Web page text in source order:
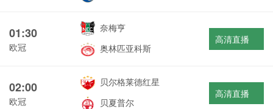
01:30
欧冠
奈梅亨
奥林匹亚科斯
高清直播
02:00
欧冠
贝尔格莱德红星
贝夏普尔
高清直播